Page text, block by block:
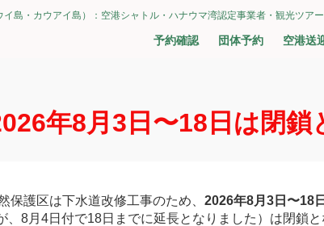
島・カウアイ島）：空港シャトル・ハナウマ湾認定事業者・観光ツア
予約確認 団体予約 空港送
年8月3日〜18日は閉鎖
保護区は下水道改修工事のため、 2026年8月3日〜18日
、8月4日付で18日までに延長となりました）は閉鎖と